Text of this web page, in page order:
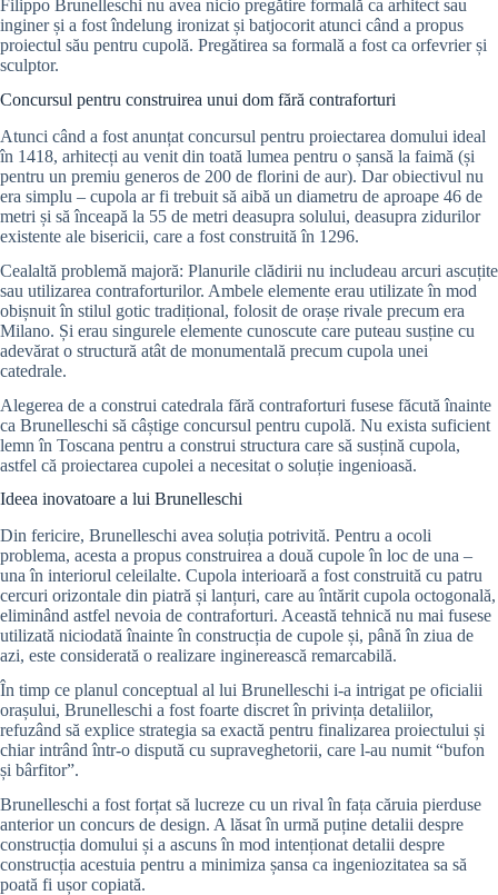
Filippo Brunelleschi nu avea nicio pregătire formală ca arhitect sau
inginer și a fost îndelung ironizat și batjocorit atunci când a propus
proiectul său pentru cupolă. Pregătirea sa formală a fost ca orfevrier și
sculptor.
Concursul pentru construirea unui dom fără contraforturi
Atunci când a fost anunțat concursul pentru proiectarea domului ideal
în 1418, arhitecți au venit din toată lumea pentru o șansă la faimă (și
pentru un premiu generos de 200 de florini de aur). Dar obiectivul nu
era simplu – cupola ar fi trebuit să aibă un diametru de aproape 46 de
metri și să înceapă la 55 de metri deasupra solului, deasupra zidurilor
existente ale bisericii, care a fost construită în 1296.
Cealaltă problemă majoră: Planurile clădirii nu includeau arcuri ascuțite
sau utilizarea contraforturilor. Ambele elemente erau utilizate în mod
obișnuit în stilul gotic tradițional, folosit de orașe rivale precum era
Milano. Și erau singurele elemente cunoscute care puteau susține cu
adevărat o structură atât de monumentală precum cupola unei
catedrale.
Alegerea de a construi catedrala fără contraforturi fusese făcută înainte
ca Brunelleschi să câștige concursul pentru cupolă. Nu exista suficient
lemn în Toscana pentru a construi structura care să susțină cupola,
astfel că proiectarea cupolei a necesitat o soluție ingenioasă.
Ideea inovatoare a lui Brunelleschi
Din fericire, Brunelleschi avea soluția potrivită. Pentru a ocoli
problema, acesta a propus construirea a două cupole în loc de una –
una în interiorul celeilalte. Cupola interioară a fost construită cu patru
cercuri orizontale din piatră și lanțuri, care au întărit cupola octogonală,
eliminând astfel nevoia de contraforturi. Această tehnică nu mai fusese
utilizată niciodată înainte în construcția de cupole și, până în ziua de
azi, este considerată o realizare inginerească remarcabilă.
În timp ce planul conceptual al lui Brunelleschi i-a intrigat pe oficialii
orașului, Brunelleschi a fost foarte discret în privința detaliilor,
refuzând să explice strategia sa exactă pentru finalizarea proiectului și
chiar intrând într-o dispută cu supraveghetorii, care l-au numit “bufon
și bârfitor”.
Brunelleschi a fost forțat să lucreze cu un rival în fața căruia pierduse
anterior un concurs de design. A lăsat în urmă puține detalii despre
construcția domului și a ascuns în mod intenționat detalii despre
construcția acestuia pentru a minimiza șansa ca ingeniozitatea sa să
poată fi ușor copiată.